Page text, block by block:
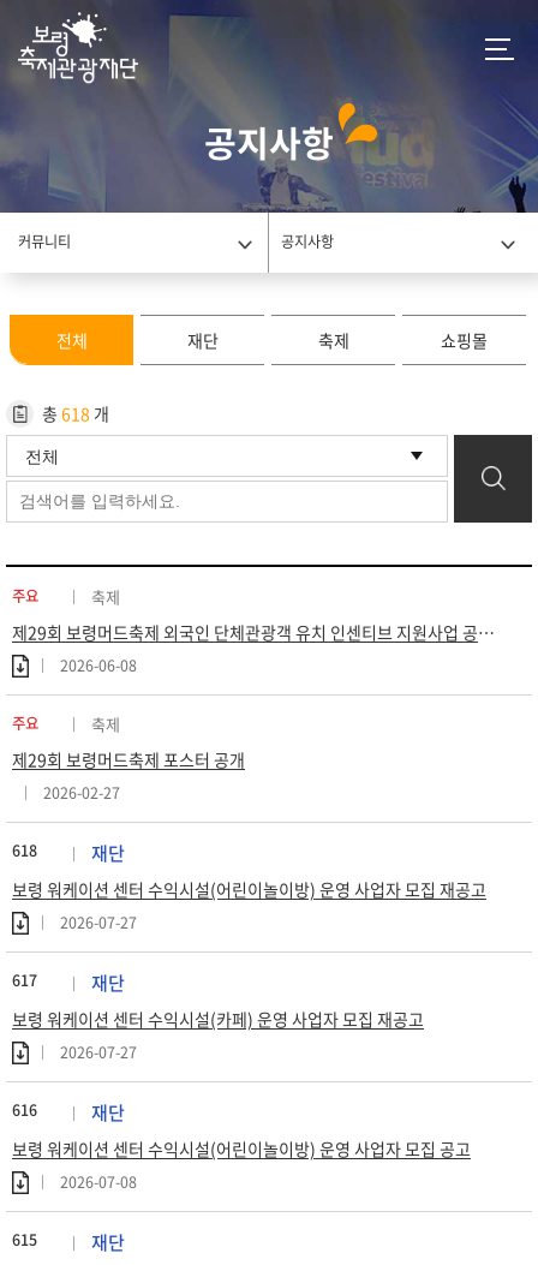
공지사항
커뮤니티 공지사항
전체 재단 축제 쇼핑몰
총 618 개
주요 축제
제29회 보령머드축제 외국인 단체관광객 유치 인센티브 지원사업 공고 (재공고)
2026-06-08
주요 축제
제29회 보령머드축제 포스터 공개
2026-02-27
618 재단
보령 워케이션 센터 수익시설(어린이놀이방) 운영 사업자 모집 재공고
2026-07-27
617 재단
보령 워케이션 센터 수익시설(카페) 운영 사업자 모집 재공고
2026-07-27
616 재단
보령 워케이션 센터 수익시설(어린이놀이방) 운영 사업자 모집 공고
2026-07-08
615 재단